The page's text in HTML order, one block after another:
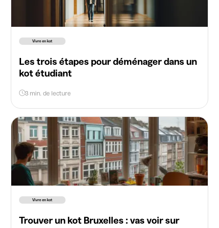
Vivre en kot
Les trois étapes pour déménager dans un
kot étudiant
3 min. de lecture
Vivre en kot
Trouver un kot Bruxelles : vas voir sur